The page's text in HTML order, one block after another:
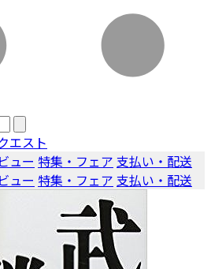
エスト
ュー 特集・フェア 支払い・配送
ュー 特集・フェア 支払い・配送